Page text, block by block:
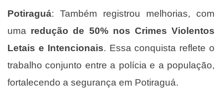
Potiraguá: Também registrou melhorias, com
uma redução de 50% nos Crimes Violentos
Letais e Intencionais. Essa conquista reflete o
trabalho conjunto entre a polícia e a população,
fortalecendo a segurança em Potiraguá.